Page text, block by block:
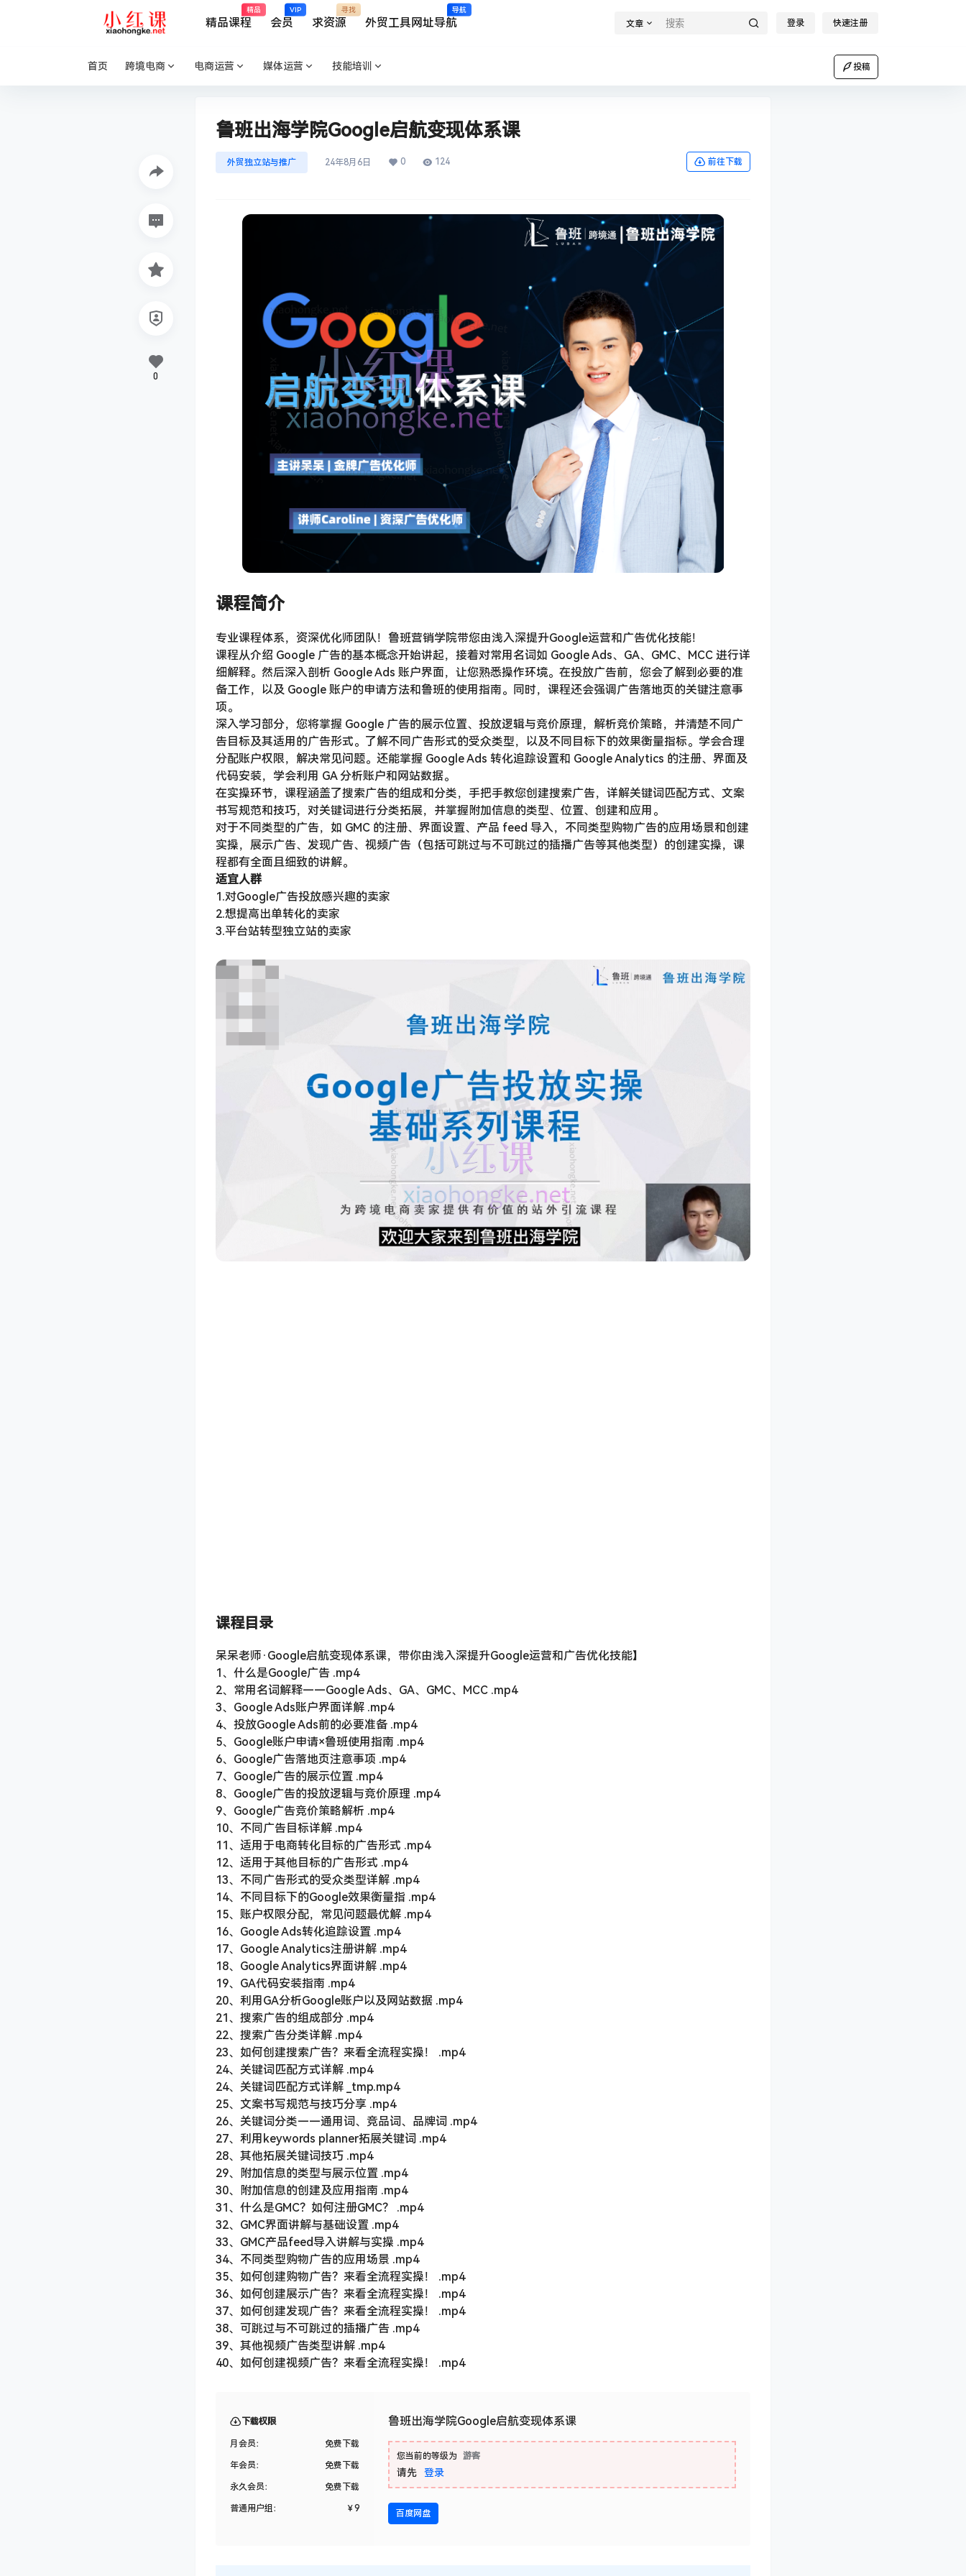
精品课程
精品
会员
VIP
求资源
寻找
外贸工具网址导航
导航
文章 登录 快速注册
首页 跨境电商 电商运营 媒体运营 技能培训 投稿
鲁班出海学院Google启航变现体系课
外贸独立站与推广 24年8月6日 0 124 前往下载
课程简介
专业课程体系，资深优化师团队！鲁班营销学院带您由浅入深提升Google运营和广告优化技能！
课程从介绍 Google 广告的基本概念开始讲起，接着对常用名词如 Google Ads、GA、GMC、MCC 进行详
细解释。然后深入剖析 Google Ads 账户界面，让您熟悉操作环境。在投放广告前，您会了解到必要的准
备工作，以及 Google 账户的申请方法和鲁班的使用指南。同时，课程还会强调广告落地页的关键注意事
项。
深入学习部分，您将掌握 Google 广告的展示位置、投放逻辑与竞价原理，解析竞价策略，并清楚不同广
告目标及其适用的广告形式。了解不同广告形式的受众类型，以及不同目标下的效果衡量指标。学会合理
分配账户权限，解决常见问题。还能掌握 Google Ads 转化追踪设置和 Google Analytics 的注册、界面及
代码安装，学会利用 GA 分析账户和网站数据。
在实操环节，课程涵盖了搜索广告的组成和分类，手把手教您创建搜索广告，详解关键词匹配方式、文案
书写规范和技巧，对关键词进行分类拓展，并掌握附加信息的类型、位置、创建和应用。
对于不同类型的广告，如 GMC 的注册、界面设置、产品 feed 导入，不同类型购物广告的应用场景和创建
实操，展示广告、发现广告、视频广告（包括可跳过与不可跳过的插播广告等其他类型）的创建实操，课
程都有全面且细致的讲解。
适宜人群
1.对Google广告投放感兴趣的卖家
2.想提高出单转化的卖家
3.平台站转型独立站的卖家
课程目录
呆呆老师·Google启航变现体系课，带你由浅入深提升Google运营和广告优化技能】
1、什么是Google广告 .mp4
2、常用名词解释——Google Ads、GA、GMC、MCC .mp4
3、Google Ads账户界面详解 .mp4
4、投放Google Ads前的必要准备 .mp4
5、Google账户申请×鲁班使用指南 .mp4
6、Google广告落地页注意事项 .mp4
7、Google广告的展示位置 .mp4
8、Google广告的投放逻辑与竞价原理 .mp4
9、Google广告竞价策略解析 .mp4
10、不同广告目标详解 .mp4
11、适用于电商转化目标的广告形式 .mp4
12、适用于其他目标的广告形式 .mp4
13、不同广告形式的受众类型详解 .mp4
14、不同目标下的Google效果衡量指 .mp4
15、账户权限分配，常见问题最优解 .mp4
16、Google Ads转化追踪设置 .mp4
17、Google Analytics注册讲解 .mp4
18、Google Analytics界面讲解 .mp4
19、GA代码安装指南 .mp4
20、利用GA分析Google账户以及网站数据 .mp4
21、搜索广告的组成部分 .mp4
22、搜索广告分类详解 .mp4
23、如何创建搜索广告？来看全流程实操！ .mp4
24、关键词匹配方式详解 .mp4
24、关键词匹配方式详解 _tmp.mp4
25、文案书写规范与技巧分享 .mp4
26、关键词分类——通用词、竞品词、品牌词 .mp4
29、附加信息的类型与展示位置 .mp4
31、什么是GMC？如何注册GMC？ .mp4
32、GMC界面讲解与基础设置 .mp4
33、GMC产品feed导入讲解与实操 .mp4
34、不同类型购物广告的应用场景 .mp4
35、如何创建购物广告？来看全流程实操！ .mp4
0